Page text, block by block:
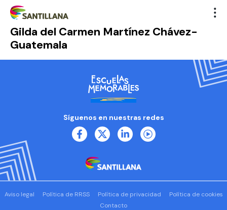
Gilda del Carmen Martínez Chávez-
Guatemala
Síguenos en nuestras redes
Aviso legal Política de RRSS Política de privacidad
Política de cookies
Contacto